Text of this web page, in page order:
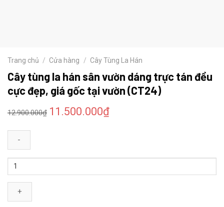
Trang chủ / Cửa hàng / Cây Tùng La Hán
Cây tùng la hán sân vườn dáng trực tán đều
cực đẹp, giá gốc tại vườn (CT24)
12.900.000₫ 11.500.000₫
Cây
tùng